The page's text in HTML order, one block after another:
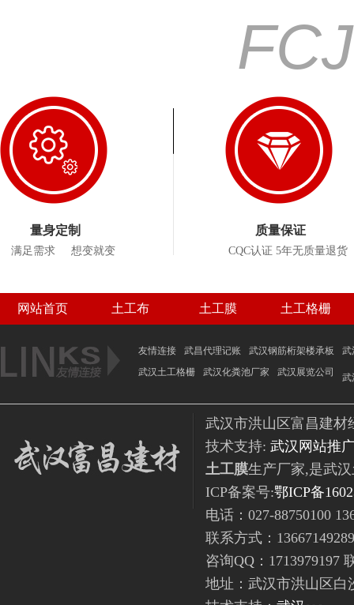
量身定制
满足需求 想变就变
质量保证
CQC认证 5年无质量退货
网站首页 土工布 土工膜 土工格栅
友情连接 武昌代理记账 武汉钢筋桁架楼承板
武
武汉土工格栅
武汉化粪池厂家 武汉展览公司 武
武汉市洪山区富昌建材
技术支持: 武汉网站推
土工膜生产厂家,是武
ICP备案号:鄂ICP备
电话：027-88750100
联系方式：13667149289
咨询QQ：1713979197
地址：武汉市洪山区白